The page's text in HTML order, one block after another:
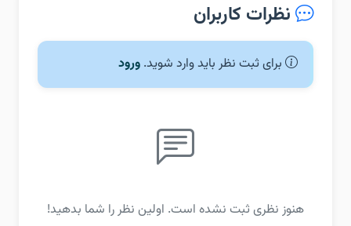
نظرات کاربران
برای ثبت نظر باید وارد شوید. ورود
هنوز نظری ثبت نشده است. اولین نظر را شما بدهید!